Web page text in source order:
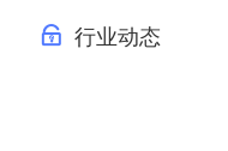
行业动态